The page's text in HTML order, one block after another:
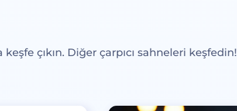
çıkın. Diğer çarpıcı sahneleri keşfedin!